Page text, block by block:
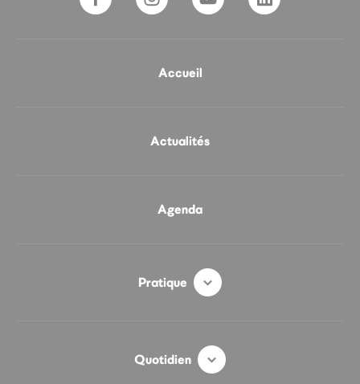
Accueil
Actualités
Agenda
Pratique
Quotidien